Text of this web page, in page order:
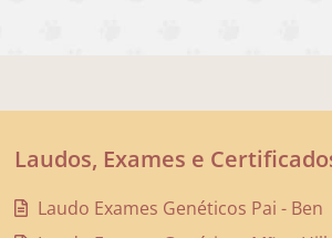
Laudos, Exames e
Laudo Exames Genéticos Pai - Ben